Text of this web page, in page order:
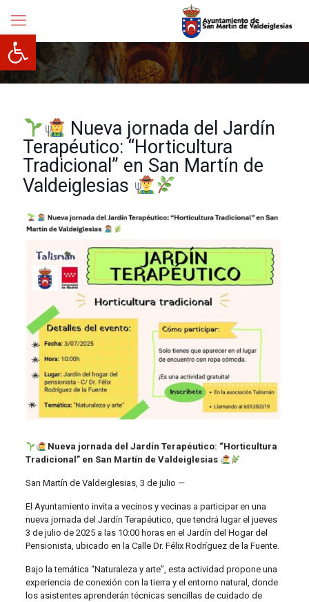
Abrir barra de herramientas
Nueva jornada del Jardín
Terapéutico: “Horticultura
Tradicional” en San Martín de
Valdeiglesias
Nueva jornada del Jardín Terapéutico: “Horticultura
Tradicional” en San Martín de Valdeiglesias
San Martín de Valdeiglesias, 3 de julio —
El Ayuntamiento invita a vecinos y vecinas a participar en una
nueva jornada del Jardín Terapéutico, que tendrá lugar el jueves
3 de julio de 2025 a las 10:00 horas en el Jardín del Hogar del
Pensionista, ubicado en la Calle Dr. Félix Rodríguez de la Fuente.
Bajo la temática “Naturaleza y arte”, esta actividad propone una
experiencia de conexión con la tierra y el entorno natural, donde
los asistentes aprenderán técnicas sencillas de cuidado de